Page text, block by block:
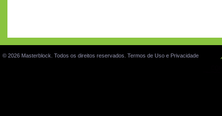
© 2026 Masterblock. Todos os direitos reservados. Termos de Uso e Privacidade